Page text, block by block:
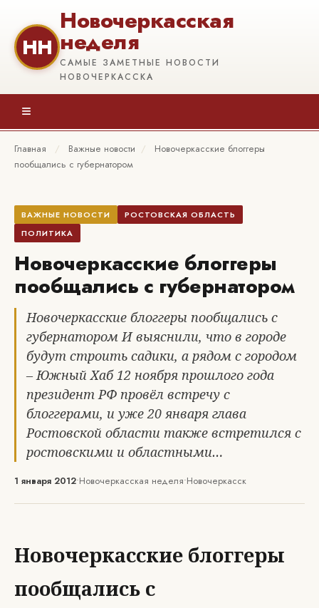
НН
Новочеркасская
неделя
САМЫЕ ЗАМЕТНЫЕ НОВОСТИ
НОВОЧЕРКАССКА
≡
Главная / Важные новости /
Новочеркасские блоггеры
пообщались с губернатором
ВАЖНЫЕ НОВОСТИ
РОСТОВСКАЯ ОБЛАСТЬ
ПОЛИТИКА
Новочеркасские блоггеры
пообщались с губернатором
Новочеркасские блоггеры пообщались с
губернатором И выяснили, что в городе
будут строить садики, а рядом с городом
– Южный Хаб 12 ноября прошлого года
президент РФ провёл встречу с
блоггерами, и уже 20 января глава
Ростовской области также встретился с
ростовскими и областными…
1 января 2012•Новочеркасская неделя•Новочеркасск
Новочеркасские блоггеры
пообщались с